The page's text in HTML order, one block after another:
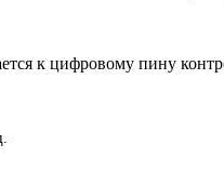
к цифровому пину